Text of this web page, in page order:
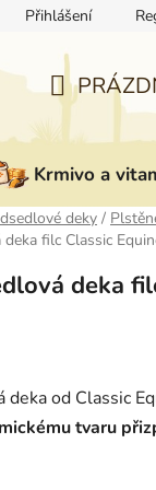
Doprava a
Přihlášení
NÁKUPNÍ
KOŠÍK
Krmivo a
deky /
filc Classic
deka
deka od Classic
tvaru